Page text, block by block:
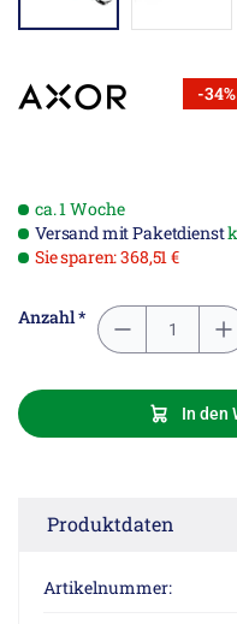
-34%
ca. 1 Woche
Versand mit Paketdienst
Sie sparen: 368,51 €
Anzahl *
In den
Produktdaten
Artikelnummer: